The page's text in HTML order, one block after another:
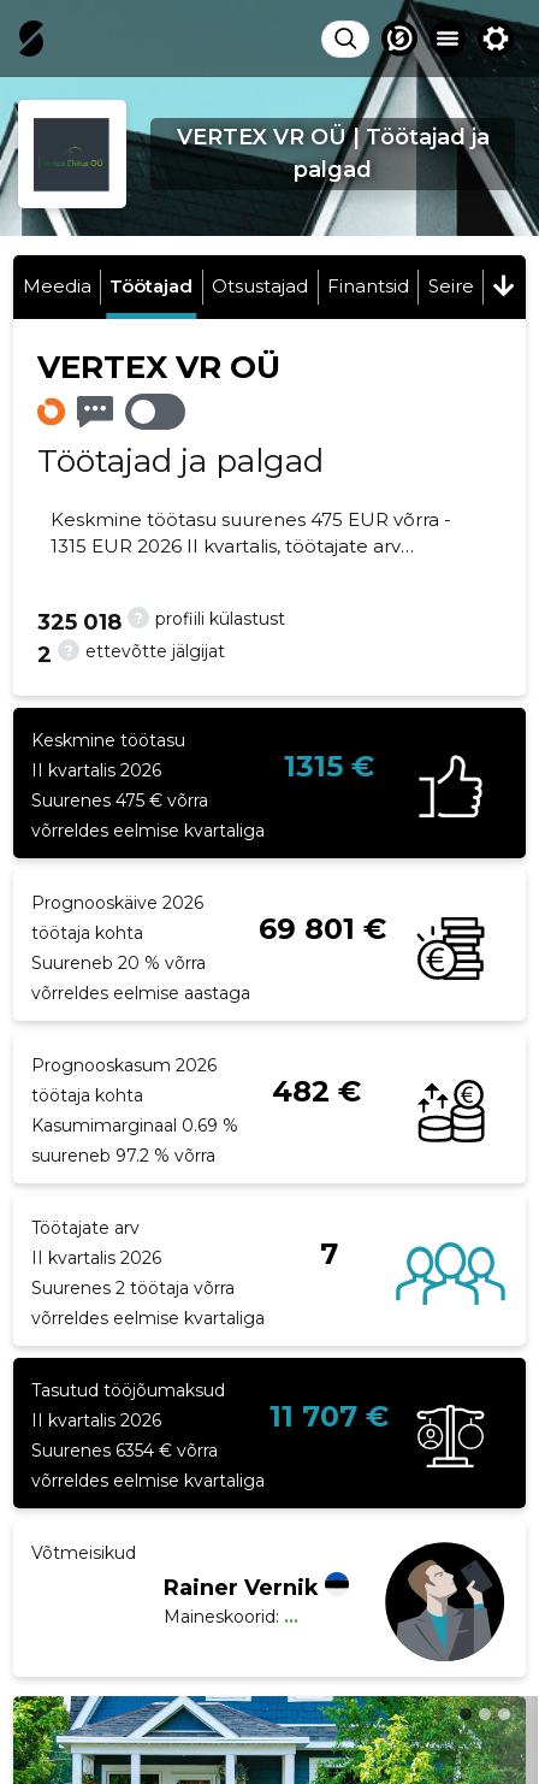
VERTEX VR OÜ | Töötajad ja
palgad
Meedia Töötajad Otsustajad Finantsid Seire
VERTEX VR OÜ
Töötajad ja palgad
Keskmine töötasu suurenes 475 EUR võrra -
1315 EUR 2026 II kvartalis, töötajate arv
? profiili külastust
325 018
? ettevõtte jälgijat
2
Keskmine töötasu
II kvartalis 2026
1315 €
Suurenes 475 € võrra
võrreldes eelmise kvartaliga
Prognooskäive 2026
töötaja kohta
69 801 €
Suureneb 20 % võrra
võrreldes eelmise aastaga
Prognooskasum 2026
töötaja kohta
482 €
Kasumimarginaal 0.69 %
suureneb 97.2 % võrra
Töötajate arv
II kvartalis 2026
7
Suurenes 2 töötaja võrra
võrreldes eelmise kvartaliga
Tasutud tööjõumaksud
II kvartalis 2026
11 707 €
Suurenes 6354 € võrra
võrreldes eelmise kvartaliga
Võtmeisikud
Rainer Vernik
Maineskoorid: ...